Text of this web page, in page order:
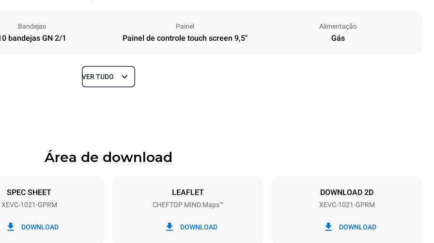
Bandejas
bandejas GN 2/1
Painel
Painel de controle touch screen 9,5"
Alimentação
Gás
Profundidade
Dimensão das bandejas
VER TUDO
Área de download
SPEC SHEET
XEVC-1021-GPRM
DOWNLOAD
LEAFLET
CHEFTOP MIND.Maps™
DOWNLOAD
DOWNLOAD 2D
XEVC-1021-GPRM
DOWNLOAD